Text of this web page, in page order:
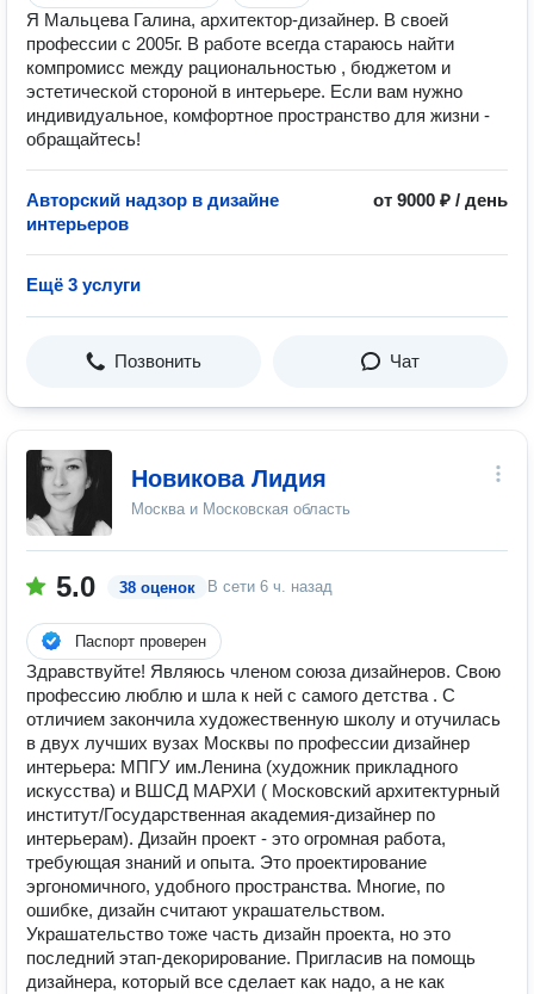
Я Мальцева Галина, архитектор-дизайнер. В своей
профессии с 2005г. В работе всегда стараюсь найти
компромисс между рациональностью , бюджетом и
эстетической стороной в интерьере. Если вам нужно
индивидуальное, комфортное пространство для жизни -
обращайтесь!
Авторский надзор в дизайне
интерьеров
от 9000 ₽ / день
Ещё 3 услуги
Позвонить Чат
Новикова Лидия
Москва и Московская область
5.0 38 оценок В сети 6 ч. назад
Паспорт проверен
Здравствуйте! Являюсь членом союза дизайнеров. Свою
профессию люблю и шла к ней с самого детства . С
отличием закончила художественную школу и отучилась
в двух лучших вузах Москвы по профессии дизайнер
интерьера: МПГУ им.Ленина (художник прикладного
искусства) и ВШСД МАРХИ ( Московский архитектурный
институт/Государственная академия-дизайнер по
интерьерам). Дизайн проект - это огромная работа,
требующая знаний и опыта. Это проектирование
эргономичного, удобного пространства. Многие, по
ошибке, дизайн считают украшательством.
Украшательство тоже часть дизайн проекта, но это
последний этап-декорирование. Пригласив на помощь
дизайнера, который все сделает как надо, а не как